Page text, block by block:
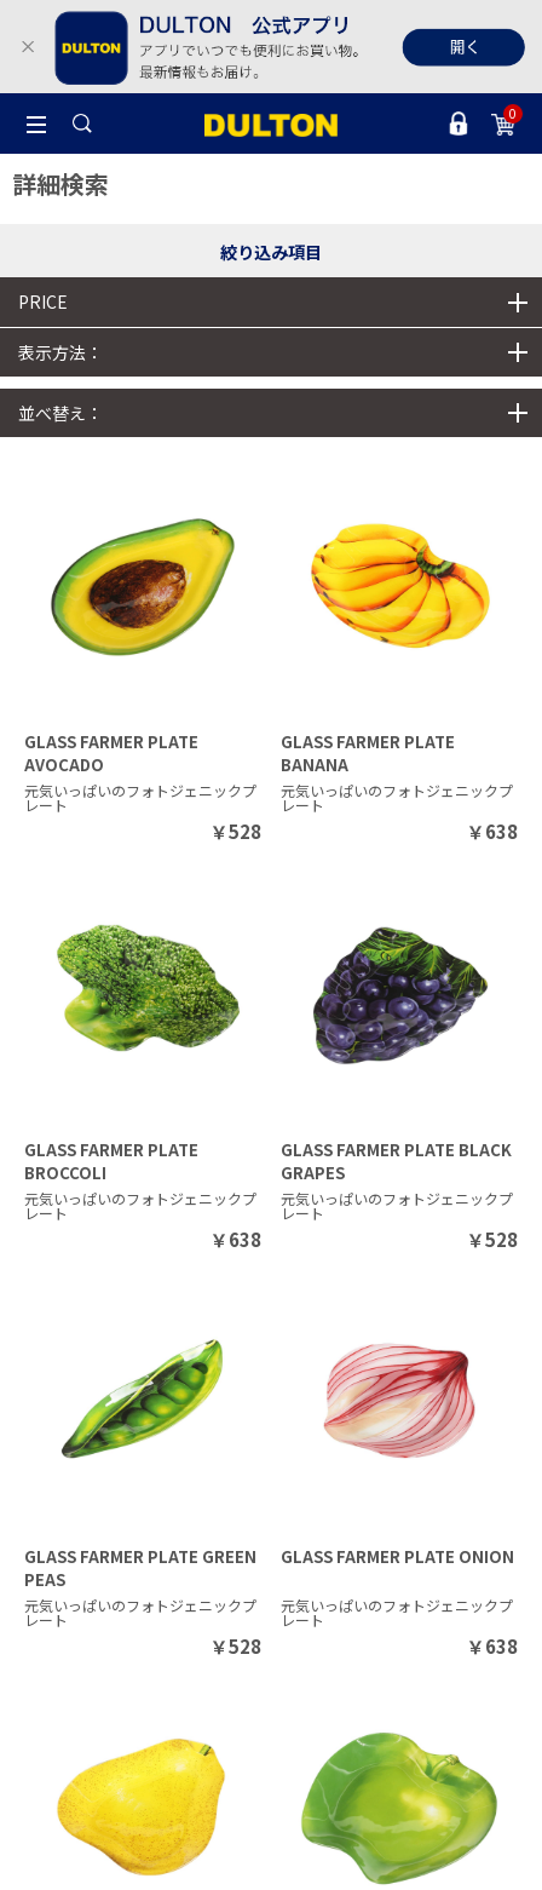
0
詳細検索
絞り込み項目
PRICE
表示方法：
並べ替え：
GLASS FARMER PLATE
AVOCADO
元気いっぱいのフォトジェニックプ
レート
￥528
GLASS FARMER PLATE
BANANA
元気いっぱいのフォトジェニックプ
レート
￥638
GLASS FARMER PLATE
BROCCOLI
元気いっぱいのフォトジェニックプ
レート
￥638
GLASS FARMER PLATE BLACK
GRAPES
元気いっぱいのフォトジェニックプ
レート
￥528
GLASS FARMER PLATE GREEN
PEAS
元気いっぱいのフォトジェニックプ
レート
￥528
GLASS FARMER PLATE ONION
元気いっぱいのフォトジェニックプ
レート
￥638